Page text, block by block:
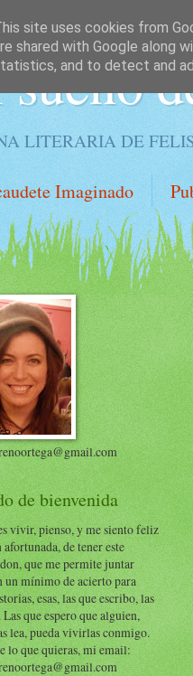
LITERARIA DE
Imaginado
de bienvenida
vivir, pienso, y me siento feliz
afortunada, de tener este
que me permite juntar
un mínimo de acierto para
esas, las que escribo, las
que espero que alguien,
lea, pueda vivirlas conmigo.
lo que quieras, mi email:
site uses cookies from
shared with Google along
and to detect and